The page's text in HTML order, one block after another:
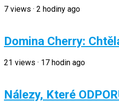
7 views · 2 hodiny ago
Domina Cherry:
21 views · 17 hodin ago
Nálezy, Které